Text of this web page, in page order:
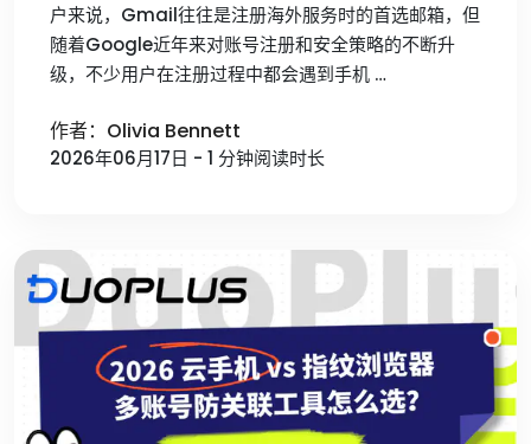
户来说，Gmail往往是注册海外服务时的首选邮箱，但
随着Google近年来对账号注册和安全策略的不断升
级，不少用户在注册过程中都会遇到手机 …
作者：Olivia Bennett
2026年06月17日 - 1 分钟阅读时长